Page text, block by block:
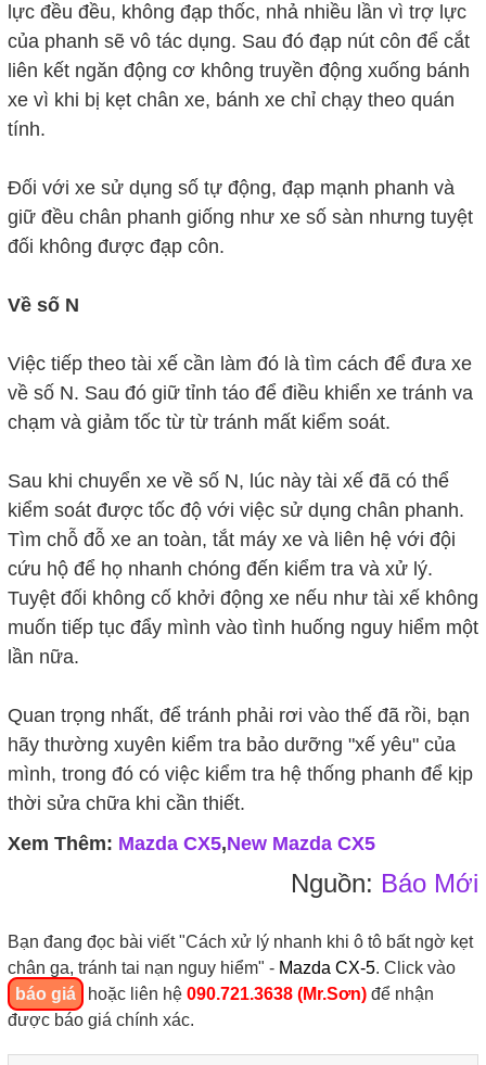
lực đều đều, không đạp thốc, nhả nhiều lần vì trợ lực
của phanh sẽ vô tác dụng. Sau đó đạp nút côn để cắt
liên kết ngăn động cơ không truyền động xuống bánh
xe vì khi bị kẹt chân xe, bánh xe chỉ chạy theo quán
tính.
Đối với xe sử dụng số tự động, đạp mạnh phanh và
giữ đều chân phanh giống như xe số sàn nhưng tuyệt
đối không được đạp côn.
Về số N
Việc tiếp theo tài xế cần làm đó là tìm cách để đưa xe
về số N. Sau đó giữ tỉnh táo để điều khiển xe tránh va
chạm và giảm tốc từ từ tránh mất kiểm soát.
Sau khi chuyển xe về số N, lúc này tài xế đã có thể
kiểm soát được tốc độ với việc sử dụng chân phanh.
Tìm chỗ đỗ xe an toàn, tắt máy xe và liên hệ với đội
cứu hộ để họ nhanh chóng đến kiểm tra và xử lý.
Tuyệt đối không cố khởi động xe nếu như tài xế không
muốn tiếp tục đẩy mình vào tình huống nguy hiểm một
lần nữa.
Quan trọng nhất, để tránh phải rơi vào thế đã rồi, bạn
hãy thường xuyên kiểm tra bảo dưỡng "xế yêu" của
mình, trong đó có việc kiểm tra hệ thống phanh để kịp
thời sửa chữa khi cần thiết.
Xem Thêm: Mazda CX5,New Mazda CX5
Nguồn: Báo Mới
Bạn đang đọc bài viết "Cách xử lý nhanh khi ô tô bất ngờ kẹt
chân ga, tránh tai nạn nguy hiểm" - Mazda CX-5. Click vào
báo giá
hoặc liên hệ 090.721.3638 (Mr.Sơn)để nhận
được báo giá chính xác.